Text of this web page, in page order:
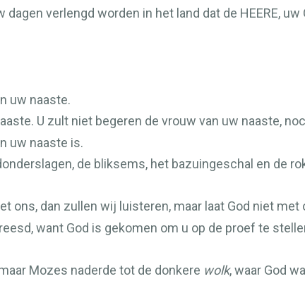
dagen verlengd worden in het land dat de HEERE, uw
uw naaste.
U zult niet begeren de vrouw van uw naaste,
uw naaste is.
de bliksems, het bazuingeschal en de
ons, dan zullen wij luisteren, maar laat God niet
want God is gekomen om u op de proef te
Mozes naderde tot de donkere wolk, waar God